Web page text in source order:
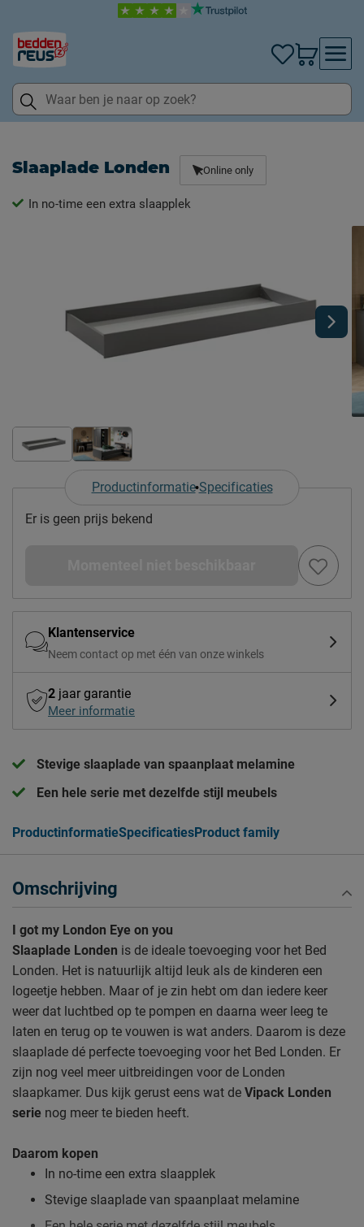
Slaaplade Londen Online only
In no-time een extra slaapplek
Productinformatie Specificaties
Er is geen prijs bekend
Klantenservice
Neem contact op met één van onze winkels
2 jaar garantie
Meer informatie
Stevige slaaplade van spaanplaat melamine
Een hele serie met dezelfde stijl meubels
ProductinformatieSpecificatiesProduct family
Omschrijving
I got my London Eye on you
Slaaplade Londen is de ideale toevoeging voor het Bed
Londen. Het is natuurlijk altijd leuk als de kinderen een
logeetje hebben. Maar of je zin hebt om dan iedere keer
weer dat luchtbed op te pompen en daarna weer leeg te
laten en terug op te vouwen is wat anders. Daarom is deze
slaaplade dé perfecte toevoeging voor het Bed Londen. Er
zijn nog veel meer uitbreidingen voor de Londen
slaapkamer. Dus kijk gerust eens wat de Vipack Londen
serie nog meer te bieden heeft.
Daarom kopen
In no-time een extra slaapplek
Stevige slaaplade van spaanplaat melamine